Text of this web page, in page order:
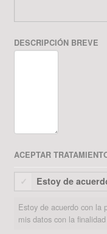
DESCRIPCIÓN BREVE
ACEPTAR
Estoy de
Estoy de acuerdo con la
mis datos con la